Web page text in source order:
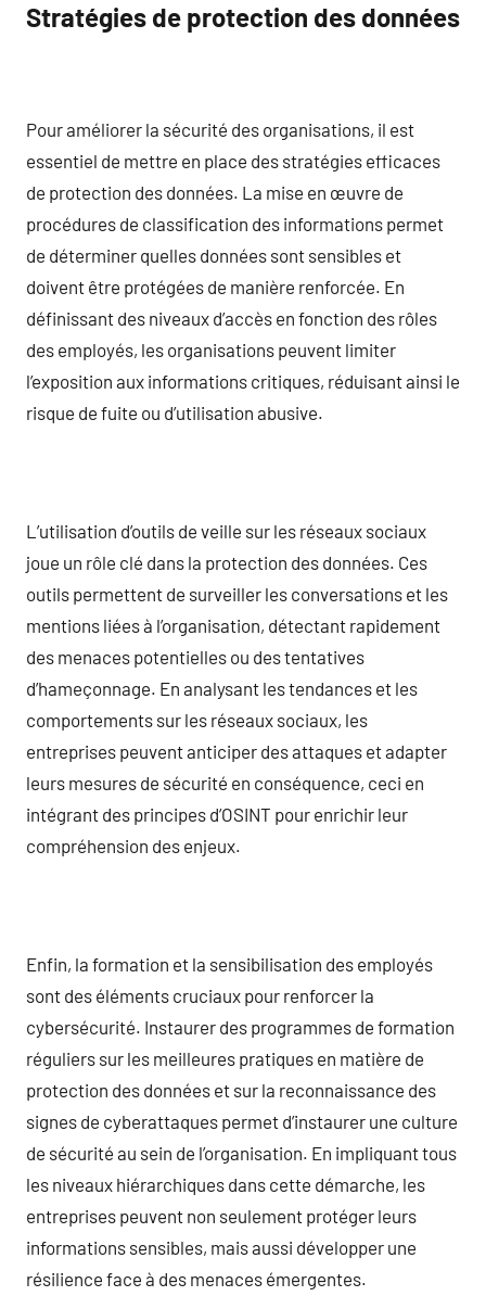
Stratégies de protection des données
Pour améliorer la sécurité des organisations, il est
essentiel de mettre en place des stratégies efficaces
de protection des données. La mise en œuvre de
procédures de classification des informations permet
de déterminer quelles données sont sensibles et
doivent être protégées de manière renforcée. En
définissant des niveaux d’accès en fonction des rôles
des employés, les organisations peuvent limiter
l’exposition aux informations critiques, réduisant ainsi le
risque de fuite ou d’utilisation abusive.
L’utilisation d’outils de veille sur les réseaux sociaux
joue un rôle clé dans la protection des données. Ces
outils permettent de surveiller les conversations et les
mentions liées à l’organisation, détectant rapidement
des menaces potentielles ou des tentatives
d’hameçonnage. En analysant les tendances et les
comportements sur les réseaux sociaux, les
entreprises peuvent anticiper des attaques et adapter
leurs mesures de sécurité en conséquence, ceci en
intégrant des principes d’OSINT pour enrichir leur
compréhension des enjeux.
Enfin, la formation et la sensibilisation des employés
sont des éléments cruciaux pour renforcer la
cybersécurité. Instaurer des programmes de formation
réguliers sur les meilleures pratiques en matière de
protection des données et sur la reconnaissance des
signes de cyberattaques permet d’instaurer une culture
de sécurité au sein de l’organisation. En impliquant tous
les niveaux hiérarchiques dans cette démarche, les
entreprises peuvent non seulement protéger leurs
informations sensibles, mais aussi développer une
résilience face à des menaces émergentes.